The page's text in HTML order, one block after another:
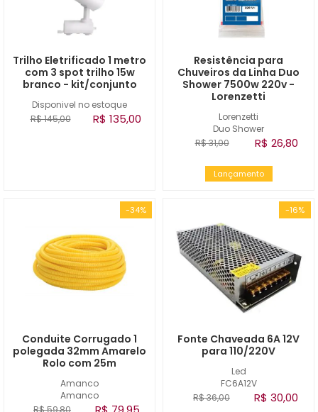
Disponivel no estoque
Trilho Eletrificado 1 metro
com 3 spot trilho 15w
branco - kit/conjunto
R$ 145,00 R$ 135,00
Lorenzetti
Duo Shower
Resistência para
Chuveiros da Linha Duo
Shower 7500w 220v -
Lorenzetti
R$ 31,00 R$ 26,80
Lançamento
-34%
Amanco
Amanco
Conduite Corrugado 1
polegada 32mm Amarelo
Rolo com 25m
R$ 59,80
-16%
Led
FC6A12V
Fonte Chaveada 6A 12V
para 110/220V
R$ 36,00 R$ 30,00